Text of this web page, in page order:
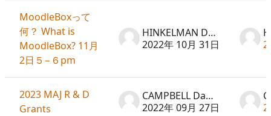
MoodleBoxって
何？ What is
MoodleBox? 11月
2日５−６pm
HINKELMAN Don
2022年 10月 31日
2023 MAJ R & D
Grants
CAMPBELL David
2022年 09月 27日